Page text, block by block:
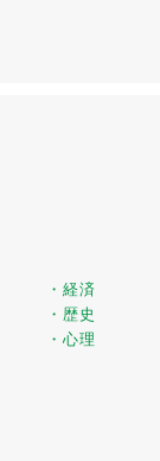
・経済
・歴史
・心理